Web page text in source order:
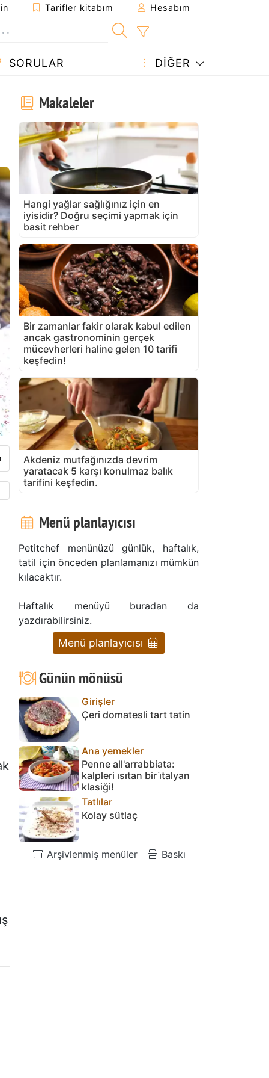
Tarifler kitabım Hesabım
SORULAR DIĞER
Makaleler
Hangi yağlar sağlığınız için en
iyisidir? Doğru seçimi yapmak için
basit rehber
Bir zamanlar fakir olarak kabul edilen
ancak gastronominin gerçek
mücevherleri haline gelen 10 tarifi
keşfedin!
Akdeniz mutfağınızda devrim
yaratacak 5 karşı konulmaz balık
tarifini keşfedin.
Menü planlayıcısı
Petitchef menünüzü günlük, haftalık,
tatil için önceden planlamanızı mümkün
kılacaktır.
Haftalık menüyü buradan da
yazdırabilirsiniz.
Menü planlayıcısı
Günün mönüsü
Girişler
Çeri domatesli tart tatin
Ana yemekler
Penne all'arrabbiata:
kalpleri ısıtan bir i̇talyan
klasiği!
Tatlılar
Kolay sütlaç
Arşivlenmiş menüler Baskı